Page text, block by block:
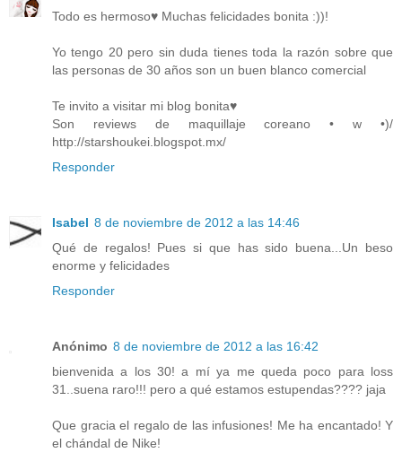
Todo es hermoso♥ Muchas felicidades bonita :))!
Yo tengo 20 pero sin duda tienes toda la razón sobre que
las personas de 30 años son un buen blanco comercial
Te invito a visitar mi blog bonita♥
Son reviews de maquillaje coreano • w •)/
http://starshoukei.blogspot.mx/
Responder
Isabel 8 de noviembre de 2012 a las 14:46
Qué de regalos! Pues si que has sido buena...Un beso
enorme y felicidades
Responder
Anónimo 8 de noviembre de 2012 a las 16:42
bienvenida a los 30! a mí ya me queda poco para loss
31..suena raro!!! pero a qué estamos estupendas???? jaja
Que gracia el regalo de las infusiones! Me ha encantado! Y
el chándal de Nike!